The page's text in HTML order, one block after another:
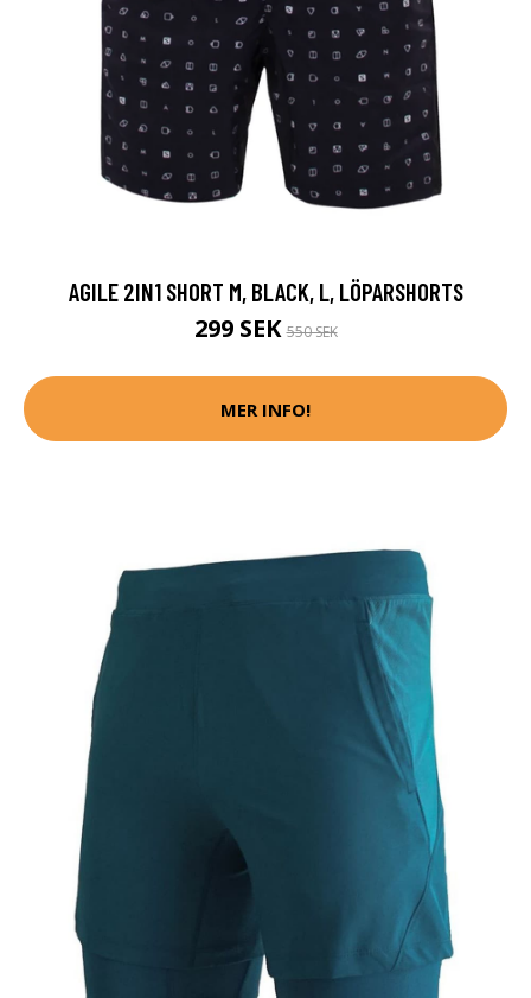
AGILE 2IN1 SHORT M, BLACK, L, LÖPARSHORTS
299 SEK550 SEK
MER INFO!